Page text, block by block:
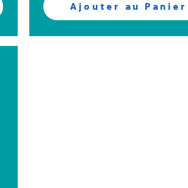
Ajouter au Panier